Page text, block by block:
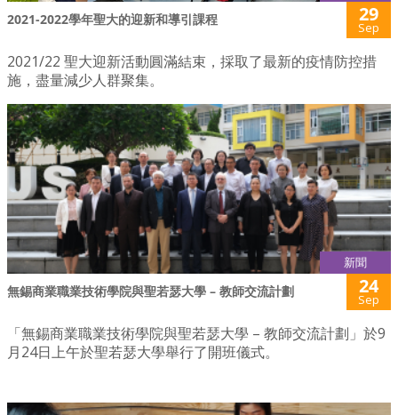
2021-2022學年聖大的迎新和導引課程 29
Sep
2021/22 聖大迎新活動圓滿結束，採取了最新的疫情防控措
施，盡量減少人群聚集。
新聞
無錫商業職業技術學院與聖若瑟大學 – 教師交流計劃 24
Sep
「無錫商業職業技術學院與聖若瑟大學 – 教師交流計劃」於9
月24日上午於聖若瑟大學舉行了開班儀式。